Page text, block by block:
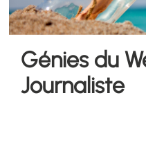
Génies du
Journaliste